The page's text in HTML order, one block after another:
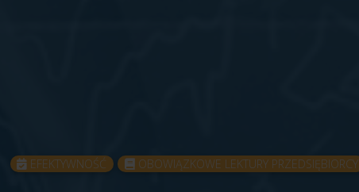
EFEKTYWNOŚĆ OBOWIĄZKOWE LEKTURY PRZEDSIĘBIORCY